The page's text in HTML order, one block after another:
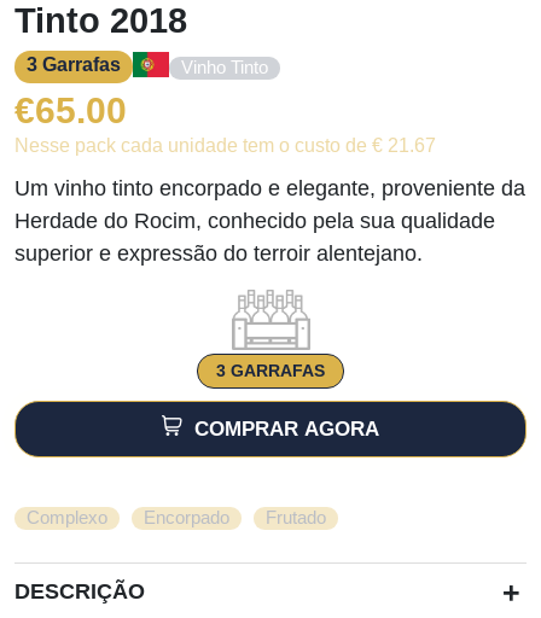
Tinto 2018
3 Garrafas Vinho Tinto
€65.00
Nesse pack cada unidade tem o custo de € 21.67
Um vinho tinto encorpado e elegante, proveniente da
Herdade do Rocim, conhecido pela sua qualidade
superior e expressão do terroir alentejano.
3 GARRAFAS
COMPRAR AGORA
Complexo Encorpado Frutado
DESCRIÇÃO +